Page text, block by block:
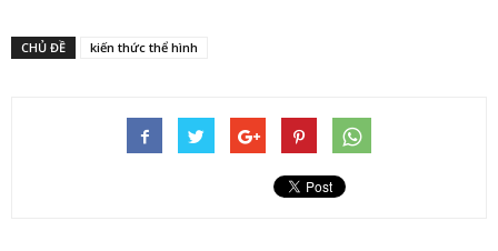
CHỦ ĐỀ kiến thức thể hình